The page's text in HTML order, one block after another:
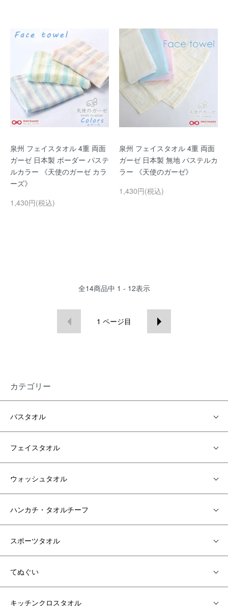
泉州 フェイスタオル 4重 両面
ガーゼ 日本製 ボーダー パステ
ルカラー 《天使のガーゼ カラ
ーズ》
1,430円(税込)
泉州 フェイスタオル 4重 両面
ガーゼ 日本製 無地 パステルカ
ラー 《天使のガーゼ》
1,430円(税込)
全14商品中 1 - 12表示
1 ページ目
カテゴリー
バスタオル
フェイスタオル
ウォッシュタオル
ハンカチ・タオルチーフ
スポーツタオル
てぬぐい
キッチンクロスタオル